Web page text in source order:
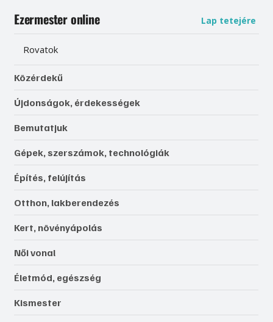
Ezermester online Lap tetejére
Rovatok
Közérdekű
Újdonságok, érdekességek
Bemutatjuk
Gépek, szerszámok, technológiák
Építés, felújítás
Otthon, lakberendezés
Kert, növényápolás
Női vonal
Életmód, egészség
Kismester